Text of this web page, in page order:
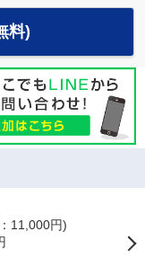
料)
11,000円)